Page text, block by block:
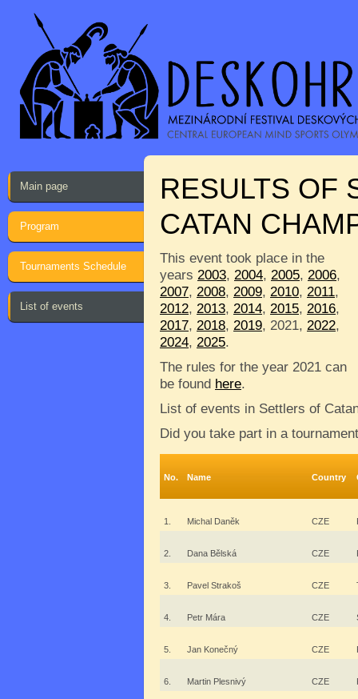
Main page
Program
Tournaments Schedule
List of events
RESULTS OF
CATAN
This event took place in the
years 2003, 2004, 2005, 2006,
2007, 2008, 2009, 2010, 2011,
2012, 2013, 2014, 2015, 2016,
2017, 2018, 2019, 2021, 2022,
2024, 2025.
The rules for the year 2021 can
be found here.
List of events in Settlers of
Did you take part in a
No. Name Country
1. Michal Daněk CZE
2. Dana Bělská CZE
3. Pavel Strakoš CZE
4. Petr Mára CZE
5. Jan Konečný CZE
6. Martin Plesnivý CZE